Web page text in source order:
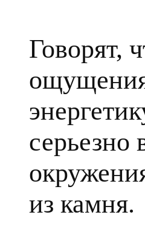
Говорят,
серьезно
из камня.